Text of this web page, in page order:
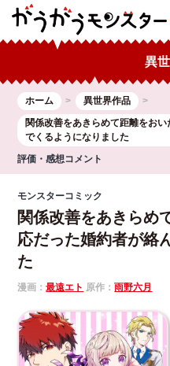
異
ホーム
異世界作品
関係改善をあきらめて距離をお
でくるようになりました
評価・感想コメント
モンスターコミック
関係改善をあきらめ
応だった婚約者が絡
た
漫画：最遠エト 原作：雨野六月